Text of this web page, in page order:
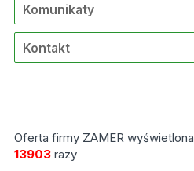
Komunikaty
Kontakt
Oferta firmy ZAMER wyświetlona
13903razy